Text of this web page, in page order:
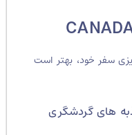
خود، بهتر است
های گردشگری